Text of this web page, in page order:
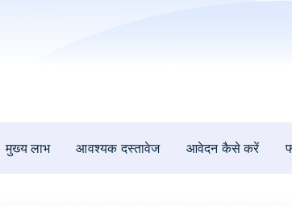
मुख्य लाभ आवश्यक दस्तावेज आवेदन कैसे करें